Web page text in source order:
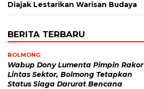
Diajak Lestarikan Warisan Budaya
BERITA TERBARU
BOLMONG
Wabup Dony Lumenta Pimpin Rakor
Lintas Sektor, Bolmong Tetapkan
Status Siaga Darurat Bencana